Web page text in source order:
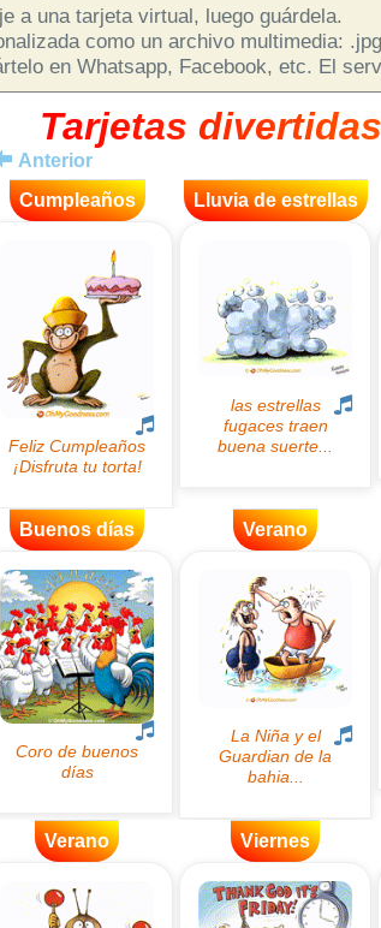
a una tarjeta virtual, luego guárdela.
como un archivo multimedia:
en Whatsapp, Facebook, etc. El
Tarjetas
Anterior
Cumpleaños
Lluvia de estrellas
Buenos días Verano
Verano Viernes